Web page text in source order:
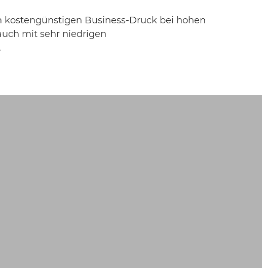
kostengünstigen Business-Druck bei hohen
mit sehr niedrigen